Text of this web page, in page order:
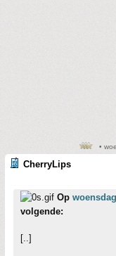
•
CherryLips
Op
volgende:
[..]